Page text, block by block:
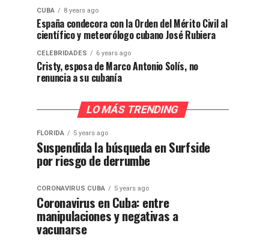
CUBA 8 years ago
España condecora con la Orden del Mérito Civil al
científico y meteorólogo cubano José Rubiera
CELEBRIDADES 6 years ago
Cristy, esposa de Marco Antonio Solís, no
renuncia a su cubanía
LO MÁS TRENDING
FLORIDA 5 years ago
Suspendida la búsqueda en Surfside
por riesgo de derrumbe
CORONAVIRUS CUBA 5 years ago
Coronavirus en Cuba: entre
manipulaciones y negativas a
vacunarse